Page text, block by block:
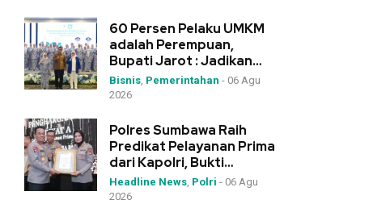
60 Persen Pelaku UMKM
adalah Perempuan,
Bupati Jarot : Jadikan
IWAPI Rumah Kolaborasi
Bisnis, Pemerintahan - 06 Agu
2026
Polres Sumbawa Raih
Predikat Pelayanan Prima
dari Kapolri, Bukti
Dedikasi Tinggi di
Rakernis Polda NTB
Headline News, Polri - 06 Agu
2026